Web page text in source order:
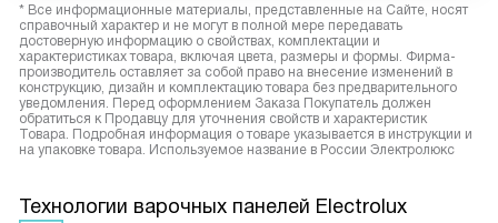
* Все информационные материалы, представленные на Сайте, носят
справочный характер и не могут в полной мере передавать
достоверную информацию о свойствах, комплектации и
характеристиках товара, включая цвета, размеры и формы. Фирма-
производитель оставляет за собой право на внесение изменений в
конструкцию, дизайн и комплектацию товара без предварительного
уведомления. Перед оформлением Заказа Покупатель должен
обратиться к Продавцу для уточнения свойств и характеристик
Товара. Подробная информация о товаре указывается в инструкции и
на упаковке товара. Используемое название в России Электролюкс
Технологии варочных панелей Electrolux